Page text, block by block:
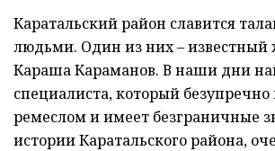
Каратальский район славится
людьми. Один из них – известный
Караша Караманов. В наши дни
специалиста, который безупречно
ремеслом и имеет безграничные
истории Каратальского района,